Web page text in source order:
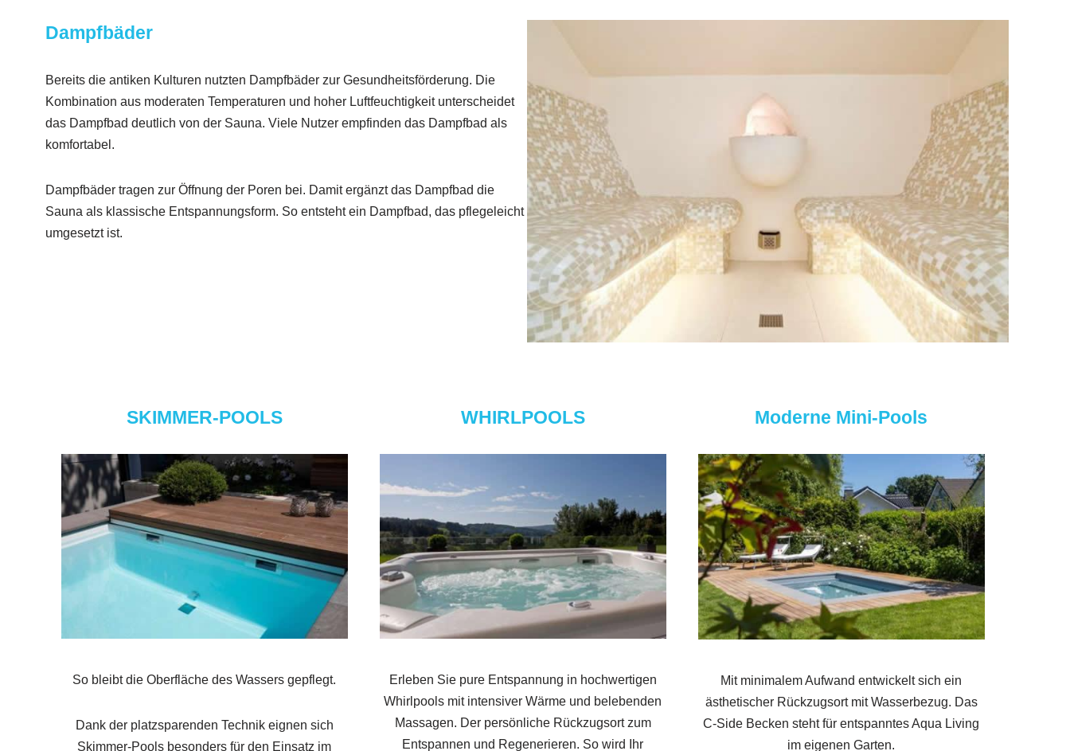
Dampfbäder
Bereits die antiken Kulturen nutzten Dampfbäder zur Gesundheitsförderung. Die
Kombination aus moderaten Temperaturen und hoher Luftfeuchtigkeit unterscheidet
das Dampfbad deutlich von der Sauna. Viele Nutzer empfinden das Dampfbad als
komfortabel.
Dampfbäder tragen zur Öffnung der Poren bei. Damit ergänzt das Dampfbad die
Sauna als klassische Entspannungsform. So entsteht ein Dampfbad, das pflegeleicht
umgesetzt ist.
SKIMMER-POOLS
So bleibt die Oberfläche des Wassers gepflegt.
Dank der platzsparenden Technik eignen sich
Skimmer-Pools besonders für den Einsatz im
WHIRLPOOLS
Erleben Sie pure Entspannung in hochwertigen
Whirlpools mit intensiver Wärme und belebenden
Massagen. Der persönliche Rückzugsort zum
Entspannen und Regenerieren. So wird Ihr
Moderne Mini-Pools
Mit minimalem Aufwand entwickelt sich ein
ästhetischer Rückzugsort mit Wasserbezug. Das
C-Side Becken steht für entspanntes Aqua Living
im eigenen Garten.